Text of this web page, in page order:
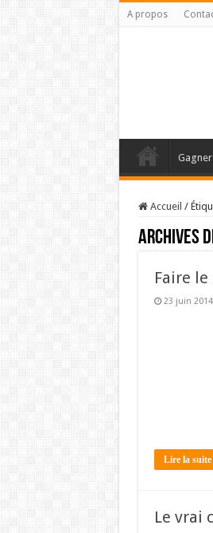
A propos
Accueil /
Archives
Faire le
23 juin 2014
Lire la suite
Le vrai